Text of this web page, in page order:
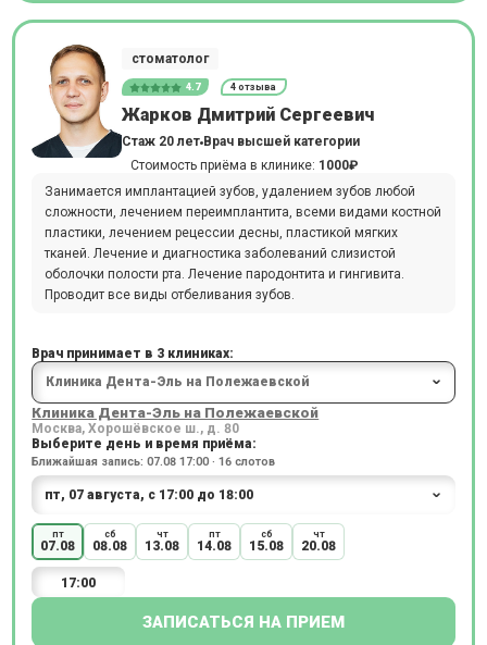
стоматолог
4.7 4 отзыва
Жарков Дмитрий Сергеевич
Стаж 20 лет Врач высшей категории
Стоимость приёма в клинике: 1000₽
Занимается имплантацией зубов, удалением зубов любой
сложности, лечением переимплантита, всеми видами костной
пластики, лечением рецессии десны, пластикой мягких
тканей. Лечение и диагностика заболеваний слизистой
оболочки полости рта. Лечение пародонтита и гингивита.
Проводит все виды отбеливания зубов.
Врач принимает в 3 клиниках:
Клиника Дента-Эль на Полежаевской
Москва, Хорошёвское ш., д. 80
Выберите день и время приёма:
Ближайшая запись: 07.08 17:00 · 16 слотов
пт
07.08
сб
08.08
чт
13.08
пт
14.08
сб
15.08
чт
20.08
17:00
ЗАПИСАТЬСЯ НА ПРИЕМ